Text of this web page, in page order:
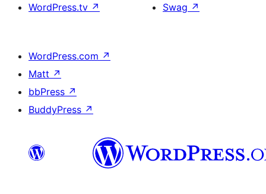
WordPress.tv ↗
Swag ↗
WordPress.com ↗
Matt ↗
bbPress ↗
BuddyPress ↗